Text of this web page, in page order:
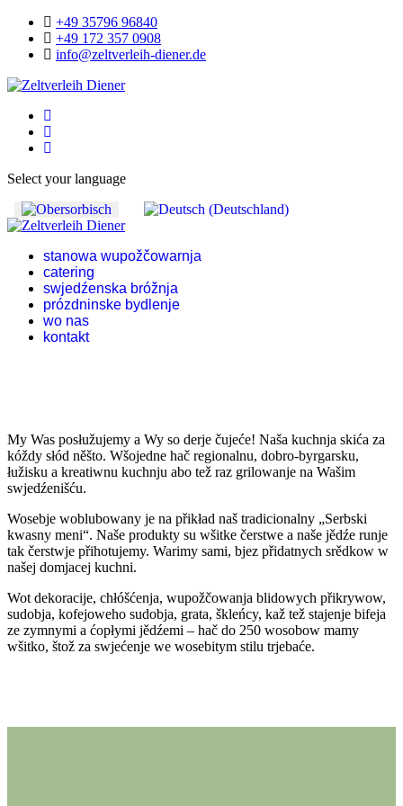
+49 35796 96840
+49 172 357 0908
info@zeltverleih-diener.de
Select your language
stanowa wupožčowarnja
catering
swjedźenska bróžnja
prózdninske bydlenje
wo nas
kontakt
My Was posłužujemy a Wy so derje čujeće! Naša kuchnja skića za
kóždy słód něšto. Wšojedne hač regionalnu, dobro-byrgarsku,
łužisku a kreatiwnu kuchnju abo tež raz grilowanje na Wašim
swjedźenišću.
Wosebje woblubowany je na přikład naš tradicionalny „Serbski
kwasny meni“. Naše produkty su wšitke čerstwe a naše jědźe runje
tak čerstwje přihotujemy. Warimy sami, bjez přidatnych srědkow w
našej domjacej kuchni.
Wot dekoracije, chłóšćenja, wupožčowanja blidowych přikrywow,
sudobja, kofejoweho sudobja, grata, škleńcy, kaž tež stajenje bifeja
ze zymnymi a ćopłymi jědźemi – hač do 250 wosobow mamy
wšitko, štož za swjećenje we wosebitym stilu trjebaće.